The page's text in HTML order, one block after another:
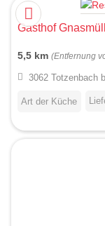
Gasthof
5,5 km (Entfernung
3062 Totzenbach
Art der Küche